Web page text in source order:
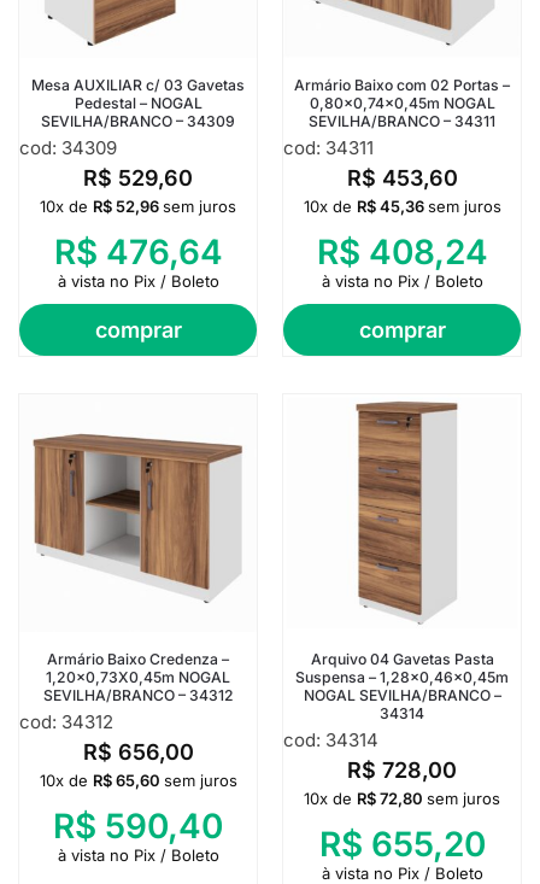
Mesa AUXILIAR c/ 03 Gavetas
Pedestal – NOGAL
SEVILHA/BRANCO – 34309
cod: 34309
R$ 529,60
comprar
10x de R$52,96sem juros
R$ 476,64
à vista no Pix / Boleto
Armário Baixo com 02 Portas –
0,80×0,74×0,45m NOGAL
SEVILHA/BRANCO – 34311
cod: 34311
R$ 453,60
comprar
10x de R$45,36 sem juros
R$ 408,24
à vista no Pix / Boleto
Armário Baixo Credenza –
1,20×0,73X0,45m NOGAL
SEVILHA/BRANCO – 34312
cod: 34312
R$ 656,00
10x de R$65,60 sem juros
R$ 590,40
à vista no Pix / Boleto
Arquivo 04 Gavetas Pasta
Suspensa – 1,28×0,46×0,45m
NOGAL SEVILHA/BRANCO –
34314
cod: 34314
R$ 728,00
10x de R$72,80 sem juros
R$ 655,20
à vista no Pix / Boleto